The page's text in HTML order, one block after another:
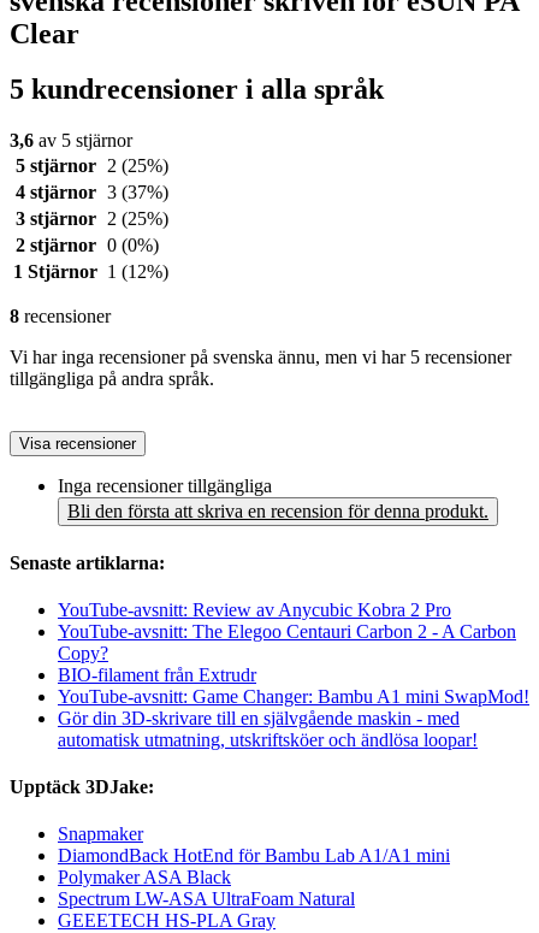
Clear
5 kundrecensioner i alla språk
3,6 av 5 stjärnor
5 stjärnor
2 (25%)
4 stjärnor 3 (37%)
3 stjärnor
2 (25%)
2 stjärnor 0 (0%)
1 Stjärnor 1 (12%)
8 recensioner
Vi har inga recensioner på svenska ännu, men vi har 5 recensioner
tillgängliga på andra språk.
Visa recensioner
Inga recensioner tillgängliga
Bli den första att skriva en recension för denna produkt.
Senaste artiklarna:
YouTube-avsnitt: Review av Anycubic Kobra 2 Pro
YouTube-avsnitt: The Elegoo Centauri Carbon 2 - A Carbon
Copy?
BIO-filament från Extrudr
YouTube-avsnitt: Game Changer: Bambu A1 mini SwapMod!
Gör din 3D-skrivare till en självgående maskin - med
automatisk utmatning, utskriftsköer och ändlösa loopar!
Upptäck 3DJake:
Snapmaker
DiamondBack HotEnd för Bambu Lab A1/A1 mini
Polymaker ASA Black
Spectrum LW-ASA UltraFoam Natural
GEEETECH HS-PLA Gray